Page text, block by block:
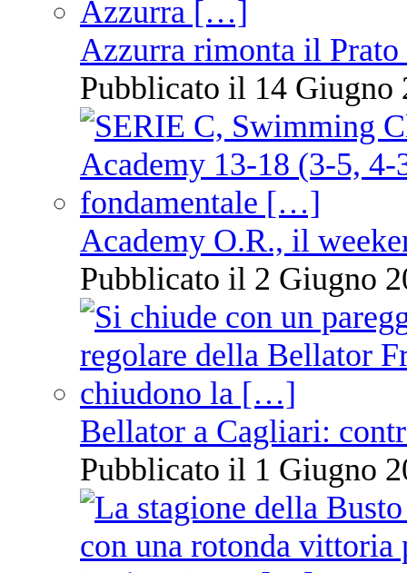
Azzurra rimonta il Prato
Pubblicato il 14 Giugno
Academy O.R., il
Pubblicato il 2 Giugno
Bellator a Cagliari:
Pubblicato il 1 Giugno